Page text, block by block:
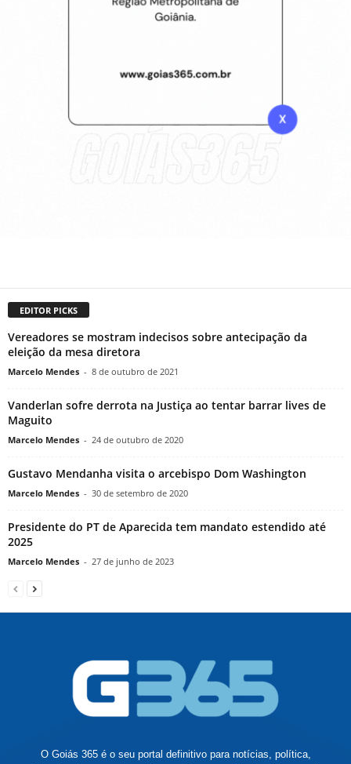
EDITOR PICKS
Vereadores se mostram indecisos sobre antecipação da
eleição da mesa diretora
Marcelo Mendes - 8 de outubro de 2021
Vanderlan sofre derrota na Justiça ao tentar barrar lives de
Maguito
Marcelo Mendes - 24 de outubro de 2020
Gustavo Mendanha visita o arcebispo Dom Washington
Marcelo Mendes - 30 de setembro de 2020
Presidente do PT de Aparecida tem mandato estendido até
2025
Marcelo Mendes - 27 de junho de 2023
O Goiás 365 é o seu portal definitivo para notícias, política,